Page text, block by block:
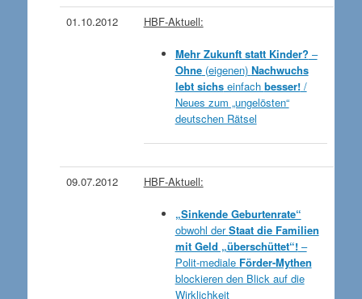
01.10.2012 HBF-Aktuell:
Mehr Zukunft statt Kinder? –
Ohne(eigenen) Nachwuchs
lebt sichseinfach besser!/
Neues zum „ungelösten“
deutschen Rätsel
09.07.2012 HBF-Aktuell:
„Sinkende Geburtenrate“
obwohl derStaat die Familien
mit Geld „überschüttet“!–
Polit-mediale Förder-Mythen
blockieren den Blick auf die
Wirklichkeit